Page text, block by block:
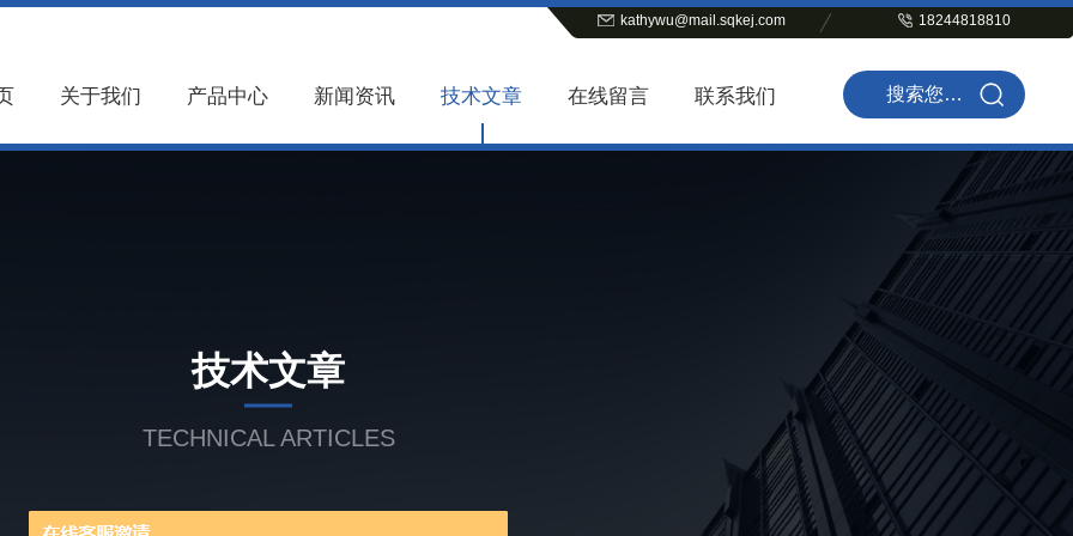
kathywu@mail.sqkej.com 18244818810
关于我们 产品中心 新闻资讯 技术文章 在线留言 联系我们
技术文章
TECHNICAL ARTICLES